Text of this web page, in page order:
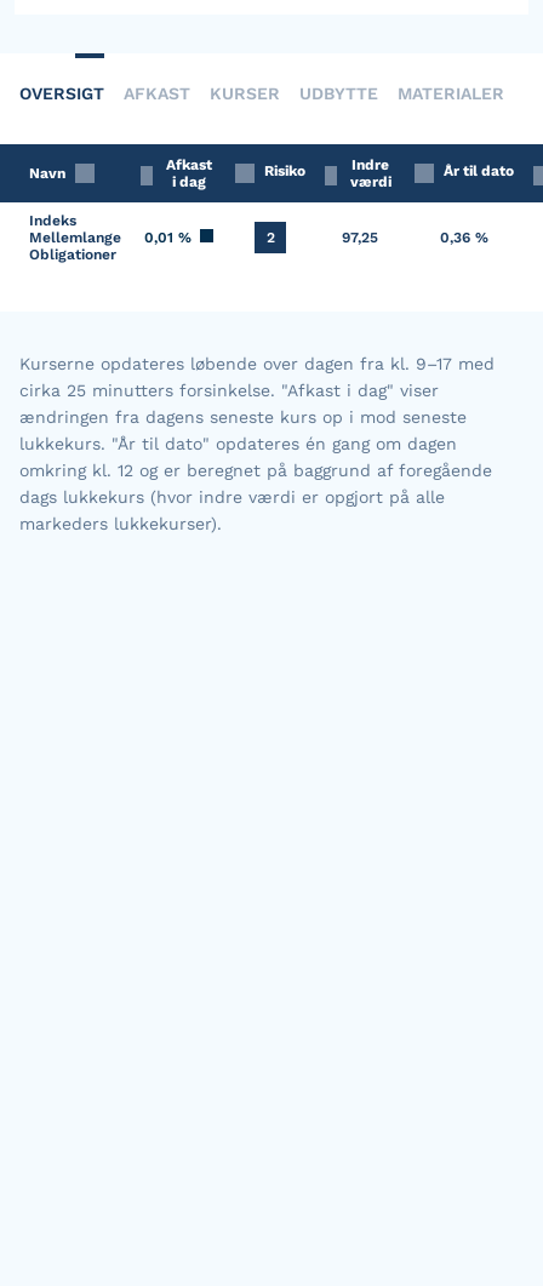
OVERSIGT AFKAST KURSER UDBYTTE MATERIALER
Navn
Afkast
i dag
Risiko
Indre
værdi
År til dato
Indeks
Mellemlange
Obligationer
0,01 % 2 97,25 0,36 %
Kurserne opdateres løbende over dagen fra kl. 9–17 med
cirka 25 minutters forsinkelse. "Afkast i dag" viser
ændringen fra dagens seneste kurs op i mod seneste
lukkekurs. "År til dato" opdateres én gang om dagen
omkring kl. 12 og er beregnet på baggrund af foregående
dags lukkekurs (hvor indre værdi er opgjort på alle
markeders lukkekurser).